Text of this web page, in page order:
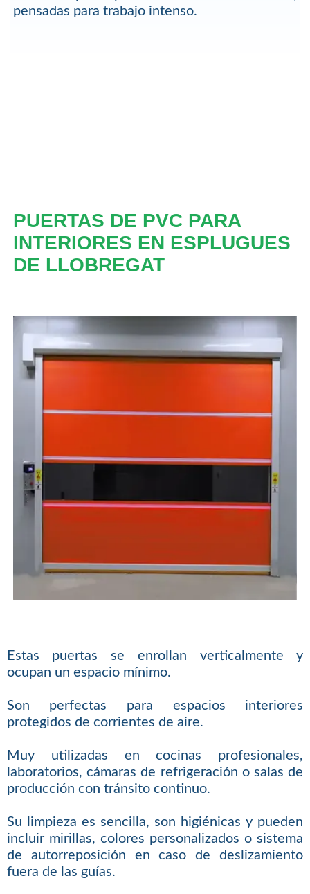
pensadas para trabajo intenso.
PUERTAS DE PVC PARA
INTERIORES EN ESPLUGUES
DE LLOBREGAT
Estas puertas se enrollan verticalmente y
ocupan un espacio mínimo.
Son perfectas para espacios interiores
protegidos de corrientes de aire.
Muy utilizadas en cocinas profesionales,
laboratorios, cámaras de refrigeración o salas de
producción con tránsito continuo.
Su limpieza es sencilla, son higiénicas y pueden
incluir mirillas, colores personalizados o sistema
de autorreposición en caso de deslizamiento
fuera de las guías.